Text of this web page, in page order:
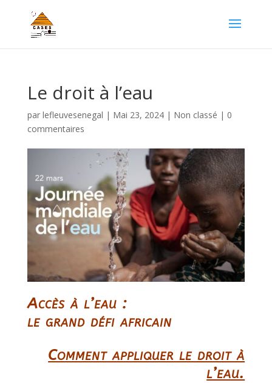
Le droit à l’eau
par lefleuvesenegal | Mai 23, 2024| Non classé | 0
commentaires
Accès à l’eau :
le grand défi africain
Comment appliquer le droit à
l’eau.